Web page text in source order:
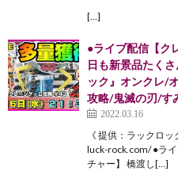
[…]
●ライブ配信【ク
日も新景品たく
ック』オンクレ/
攻略/鬼滅の刃/す
2022.03.16
《 提供：ラックロ
luck-rock.com/ ●ラ
チャー】 橋渡し[…]